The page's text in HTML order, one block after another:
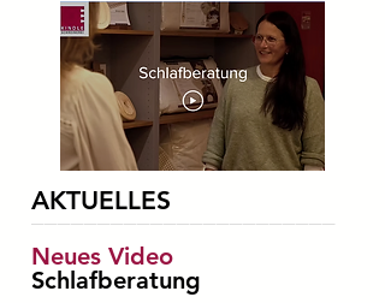
AKTUELLES
_______________________
Neues Video
Schlafberatung